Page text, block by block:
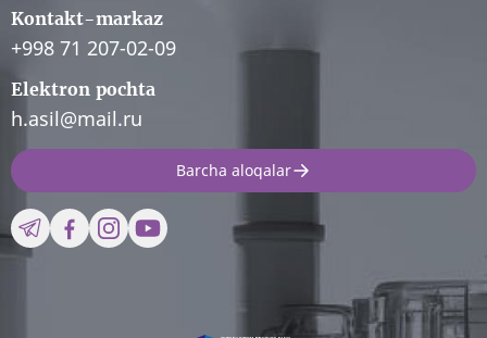
Kontakt-markaz
+998 71 207-02-09
Elektron pochta
h.asil@mail.ru
Barcha aloqalar